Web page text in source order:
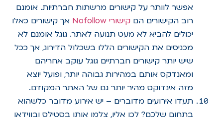
אפשר לוותר על קישורים מרשתות חברתיות. אומנם
רוב הקישורים הם קישורי Nofollow
אך קישורים כאלו
יכולים להביא לא מעט תנועה לאתר. גוגל אומנם לא
מכניסים את הקישורים הללו בשכלול הדירוג, אך ככל
שיש יותר קישורים חברתיים גוגל עוקב אחריהם
ומאנדקס אותם במהירות גבוהה יותר, ופועל יוצא
מזה אינדוקס מהיר יותר גם של האתר המקודם.
תעדו אירועים מדוברים – יש אירוע מדובר כלשהוא
בתחום שלכם? לכו אליו, צלמו אותו בסטילס ובווידאו